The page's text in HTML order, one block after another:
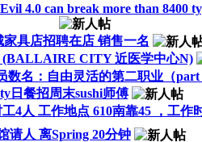
4.0 can break more than 8400
家具店招聘在店 销售一名
(BALLAIRE CITY 近医学中心N)
数名：自由灵活的第二职业（part
日餐招周末sushi师傅
4人 工作地点 610南靠45 ，工作
请人 离Spring 20分钟